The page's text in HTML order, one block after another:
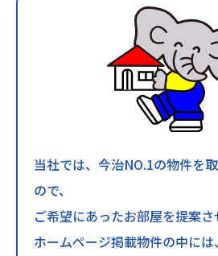
当社では、今治NO.1の物件を
ので、
ご希望にあったお部屋を提案さ
ホームページ掲載物件の中に